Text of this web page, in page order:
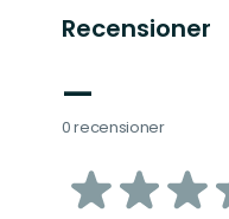
Recensioner
—
0 recensioner
av